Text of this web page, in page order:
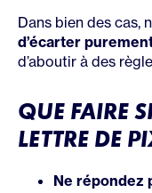
Dans bien des cas,
d’écarter
d’aboutir à des
QUE FAIRE
LETTRE DE
Ne répondez